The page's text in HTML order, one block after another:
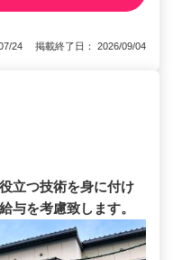
24 掲載終了日： 2026/09/04
立つ技術を身に付け
与を考慮致します。